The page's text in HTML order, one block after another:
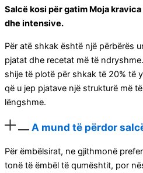
Salcë kosi për gatim Moja
dhe intensive.
Për atë shkak është një përbërës
pjatat dhe recetat më të
shije të plotë për shkak të 20% të
që u jep pjatave një strukturë më
lëngshme.
A mund të përdor
Për ëmbëlsirat, ne gjithmonë
tonë të ëmbël të qumështit, por